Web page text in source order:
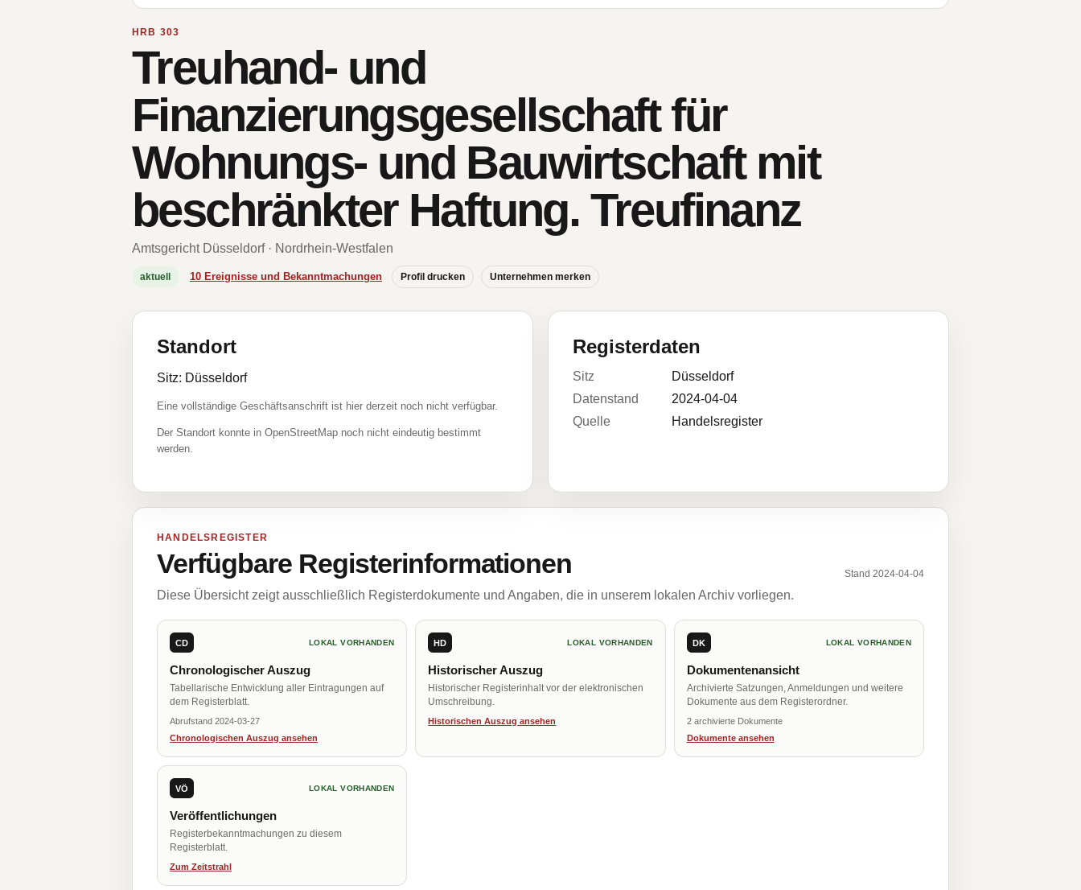
HRB 303
Treuhand- und
Finanzierungsgesellschaft für
Wohnungs- und Bauwirtschaft mit
beschränkter Haftung. Treufinanz
Amtsgericht Düsseldorf · Nordrhein-Westfalen
aktuell 10 Ereignisse und Bekanntmachungen Profil drucken Unternehmen merken
Standort
Sitz: Düsseldorf
Eine vollständige Geschäftsanschrift ist hier derzeit noch nicht verfügbar.
Der Standort konnte in OpenStreetMap noch nicht eindeutig bestimmt
werden.
Registerdaten
Sitz
Düsseldorf
Datenstand
2024-04-04
Quelle
Handelsregister
HANDELSREGISTER
Verfügbare Registerinformationen Stand 2024-04-04
Diese Übersicht zeigt ausschließlich Registerdokumente und Angaben, die in unserem lokalen Archiv vorliegen.
CD LOKAL VORHANDEN
Chronologischer Auszug
Tabellarische Entwicklung aller Eintragungen auf
dem Registerblatt.
Abrufstand 2024-03-27
Chronologischen Auszug ansehen
HD LOKAL VORHANDEN
Historischer Auszug
Historischer Registerinhalt vor der elektronischen
Umschreibung.
Historischen Auszug ansehen
DK LOKAL VORHANDEN
Dokumentenansicht
Archivierte Satzungen, Anmeldungen und weitere
Dokumente aus dem Registerordner.
2 archivierte Dokumente
Dokumente ansehen
VÖ LOKAL VORHANDEN
Veröffentlichungen
Registerbekanntmachungen zu diesem
Registerblatt.
Zum Zeitstrahl